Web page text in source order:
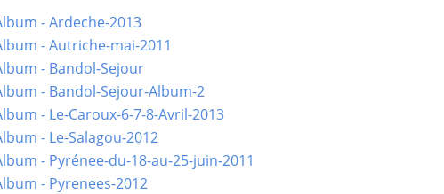
- Ardeche-2013
- Autriche-mai-2011
- Bandol-Sejour
- Bandol-Sejour-Album-2
- Le-Caroux-6-7-8-Avril-2013
- Le-Salagou-2012
- Pyrénee-du-18-au-25-juin-2011
- Pyrenees-2012